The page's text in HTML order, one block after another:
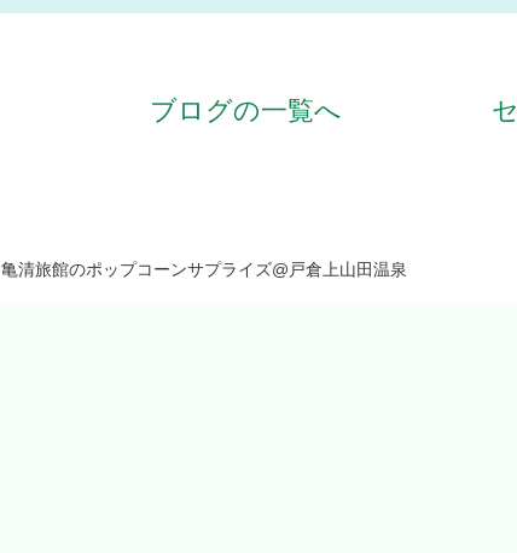
ブログの一覧へ
亀清旅館のポップコーンサプライズ@戸倉上山田温泉